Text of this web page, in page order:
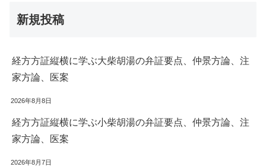
新規投稿
経方方証縦横に学ぶ大柴胡湯の弁証要点、仲景方論、注
家方論、医案
2026年8月8日
経方方証縦横に学ぶ小柴胡湯の弁証要点、仲景方論、注
家方論、医案
2026年8月7日